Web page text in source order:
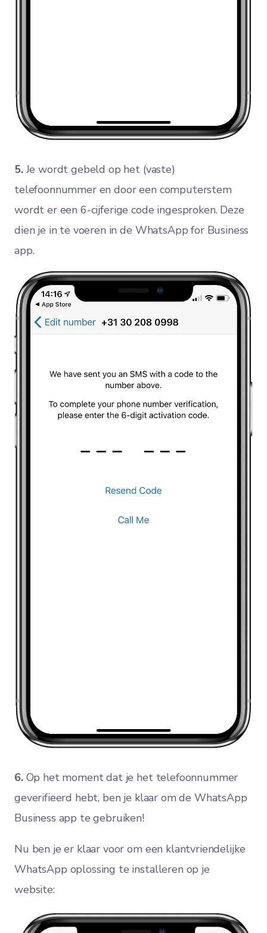
5.Je wordt gebeld op het (vaste)
telefoonnummer en door een computerstem
wordt er een 6-cijferige code ingesproken. Deze
dien je in te voeren in de WhatsApp for Business
app.
6.Op het moment dat je het telefoonnummer
geverifieerd hebt, ben je klaar om de WhatsApp
Business app te gebruiken!
Nu ben je er klaar voor om een klantvriendelijke
WhatsApp oplossing te installeren op je
website: